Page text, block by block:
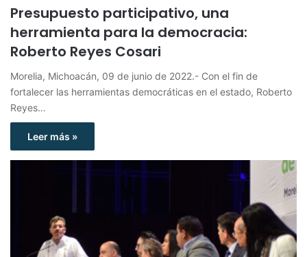
Presupuesto participativo, una
herramienta para la democracia:
Roberto Reyes Cosari
Morelia, Michoacán, 09 de junio de 2022.- Con el fin de
fortalecer las herramientas democráticas en el estado, Roberto
Reyes…
Leer más »